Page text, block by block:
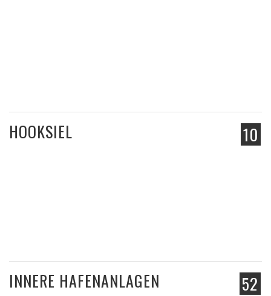
10
HOOKSIEL
52
INNERE HAFENANLAGEN